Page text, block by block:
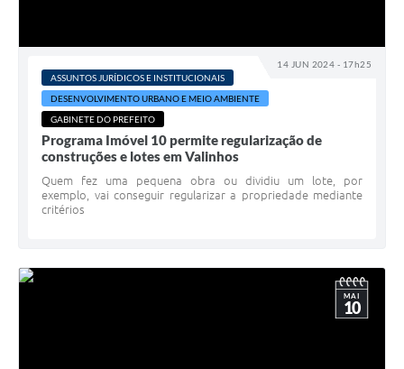
14 JUN 2024 - 17h25
ASSUNTOS JURÍDICOS E INSTITUCIONAIS
DESENVOLVIMENTO URBANO E MEIO AMBIENTE
GABINETE DO PREFEITO
Programa Imóvel 10 permite regularização de
construções e lotes em Valinhos
Quem fez uma pequena obra ou dividiu um lote, por
exemplo, vai conseguir regularizar a propriedade mediante
critérios
MAI
10